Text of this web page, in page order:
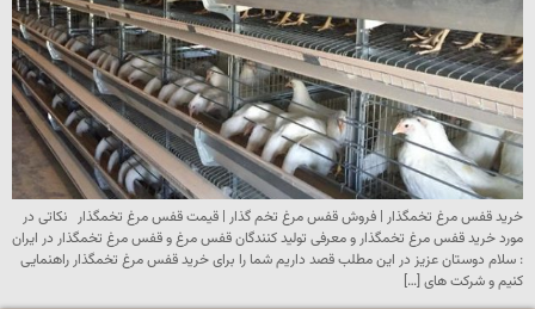
خرید قفس مرغ تخمگذار | فروش قفس مرغ تخم گذار | قیمت قفس مرغ تخمگذار نکاتی در
مورد خرید قفس مرغ تخمگذار و معرفی تولید کنندگان قفس مرغ و قفس مرغ تخمگذار در ایران
: سلام دوستان عزیز در این مطلب قصد داریم شما را برای خرید قفس مرغ تخمگذار راهنمایی
کنیم و شرکت های […]